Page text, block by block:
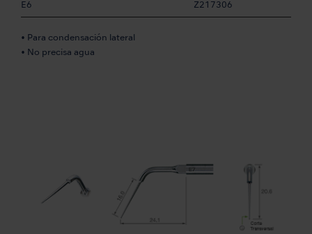
E6 Z217306
• Para condensación lateral
• No precisa agua